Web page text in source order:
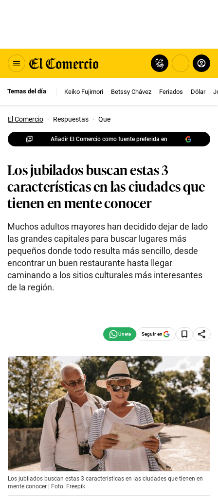
Temas del día Keiko Fujimori Betssy Chávez Feriados Dólar
El Comercio · Respuestas · Que
Añadir El Comercio como fuente preferida en
Los jubilados buscan estas 3
características en las ciudades que
tienen en mente conocer
Muchos adultos mayores han decidido dejar de lado
las grandes capitales para buscar lugares más
pequeños donde todo resulta más sencillo, desde
encontrar un buen restaurante hasta llegar
caminando a los sitios culturales más interesantes
de la región.
Seguir en
Los jubilados buscan estas 3 características en las ciudades que tienen en
mente conocer | Foto: Freepik